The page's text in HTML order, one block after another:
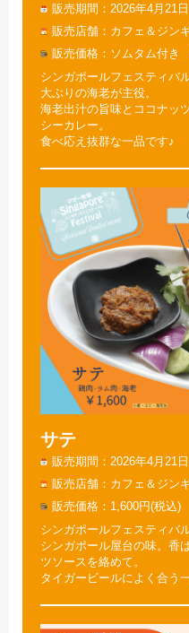
販売期間
2026年4月21
販売店舗
カフェ＆ジン
販売価格
ソムタム付き
シンガポールフェスティバ
大ぶりの海老が主役。
海老出汁の旨味とココナッ
シーカレー。
食べ応え抜群な一品です♪
サテ
販売期間
2026年4月21
販売店舗
カフェ＆ジン
販売価格
1,600円(税込)
シンガポールフェスティバ
シンガポール屋台の味。香
ツソースを絡めて。
タイガービールによく合う